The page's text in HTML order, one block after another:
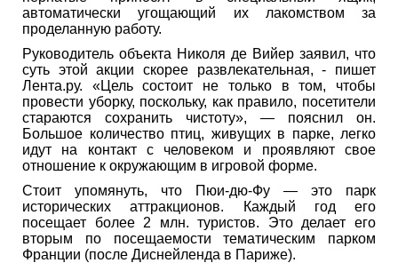
автоматически угощающий их лакомством за
проделанную работу.
Руководитель объекта Николя де Вийер заявил, что
суть этой акции скорее развлекательная, - пишет
Лента.ру. «Цель состоит не только в том, чтобы
провести уборку, поскольку, как правило, посетители
стараются сохранить чистоту», — пояснил он.
Большое количество птиц, живущих в парке, легко
идут на контакт с человеком и проявляют свое
отношение к окружающим в игровой форме.
Стоит упомянуть, что Пюи-дю-Фу — это парк
исторических аттракционов. Каждый год его
посещает более 2 млн. туристов. Это делает его
вторым по посещаемости тематическим парком
Франции (после Диснейленда в Париже).